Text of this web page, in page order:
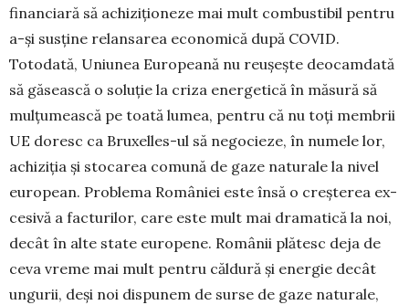
financiară să achiziționeze mai mult combustibil pentru
a-și susține relansarea economică după COVID.
Totodată, Uniunea Europeană nu reușește deo­camdată
să găsească o soluție la criza energetică în măsură să
mulțumească pe toată lumea, pentru că nu toți mem­brii
UE doresc ca Bruxelles-ul să ne­go­cie­ze, în nume­le lor,
achi­ziția și stocarea comună de gaze naturale la nivel
european. Problema României este însă o creș­terea ex­
cesivă a facturilor, care este mult mai dra­ma­tică la noi,
decât în alte state europene. Ro­mânii plă­tesc deja de
ceva vreme mai mult pentru căl­dură și ener­gie decât
ungurii, deși noi dispunem de surse de gaze naturale,